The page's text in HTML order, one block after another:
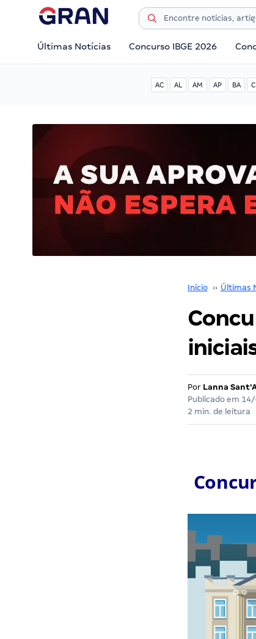
Últimas Notícias Concurso IBGE 2026
AC AL AM AP BA
Início ›› Últimas
Por Lanna
Publicado em
2 min. de leitura